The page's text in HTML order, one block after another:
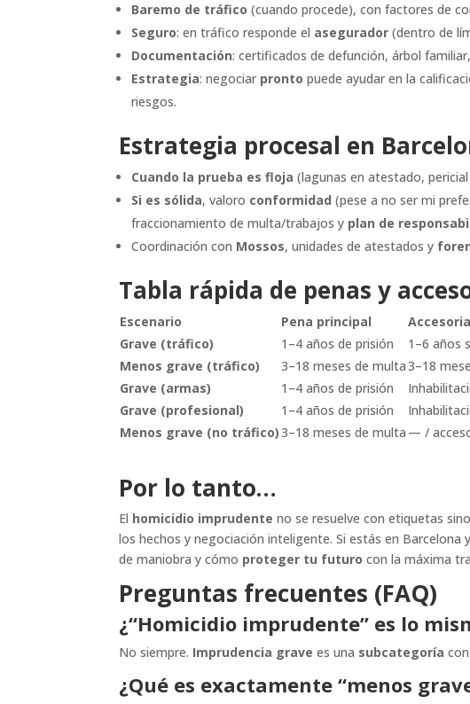
Baremo de tráfico (cuando procede), con factores de
Seguro: en tráfico responde el asegurador (dentro de
Documentación: certificados de defunción, árbol
Estrategia: negociar pronto puede ayudar en la
riesgos.
Estrategia procesal en
Cuando la prueba es floja (lagunas en atestado,
Si es sólida, valoro conformidad (pese a no ser mi
fraccionamiento de multa/trabajos y plan de
Coordinación con Mossos, unidades de atestados y
Tabla rápida de penas y
Escenario Pena principal
Grave (tráfico)
1–4 años de prisión 1–6 años
Menos grave (tráfico)
3–18 meses de multa3–18
Grave (armas)
1–4 años de prisión
Grave (profesional)
1–4 años de prisión
Menos grave (no tráfico)3–18 meses de multa — /
Por lo tanto…
El homicidio imprudente no se resuelve con etiquetas
los hechos y negociación inteligente. Si estás en
de maniobra y cómo proteger tu futuro con la máxima
Preguntas frecuentes (FAQ)
¿“Homicidio imprudente” es lo
No siempre. Imprudencia grave es una subcategoría
¿Qué es exactamente “menos